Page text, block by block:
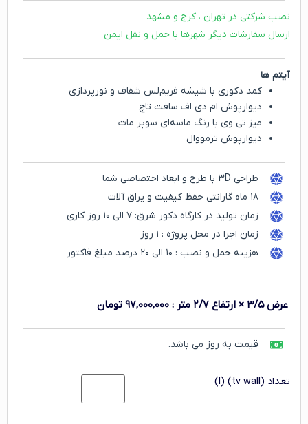
نصب شرکتی در تهران ، کرج و مشهد
ارسال سفارشات دیگر شهرها با حمل و نقل ایمن
آیتم ها
کمد دکوری با شیشه فریم‌لس شفاف و نورپردازی
دیوارپوش ام دی اف سافت تاچ
میز تی وی با رنگ ماسه‌ای سوپر مات
دیوارپوش ترمووال
طراحی 3D با طرح و ابعاد اختصاصی شما
۱۸ ماه گارانتی حفظ کیفیت و یراق آلات
زمان تولید در کارگاه دکور شرق: ۷ الی ۱۰ روز کاری
زمان اجرا در محل پروژه : ۱ روز
هزینه حمل و نصب : ۱۰ الی ۲۰ درصد مبلغ فاکتور
عرض ۳/۵ × ارتفاع ۲/۷ متر : ۹۷,۰۰۰,۰۰۰ تومان
قیمت به روز می باشد.
تعداد (tv wall) (l)